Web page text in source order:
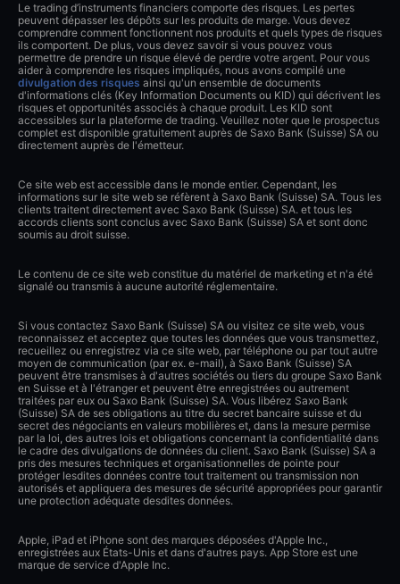
Le trading d’instruments financiers comporte des risques. Les pertes
peuvent dépasser les dépôts sur les produits de marge. Vous devez
comprendre comment fonctionnent nos produits et quels types de risques
ils comportent. De plus, vous devez savoir si vous pouvez vous
permettre de prendre un risque élevé de perdre votre argent. Pour vous
aider à comprendre les risques impliqués, nous avons compilé une
divulgation des risques ainsi qu'un ensemble de documents
d'informations clés (Key Information Documents ou KID) qui décrivent les
risques et opportunités associés à chaque produit. Les KID sont
accessibles sur la plateforme de trading. Veuillez noter que le prospectus
complet est disponible gratuitement auprès de Saxo Bank (Suisse) SA ou
directement auprès de l'émetteur.
Ce site web est accessible dans le monde entier. Cependant, les
informations sur le site web se réfèrent à Saxo Bank (Suisse) SA. Tous les
clients traitent directement avec Saxo Bank (Suisse) SA. et tous les
accords clients sont conclus avec Saxo Bank (Suisse) SA et sont donc
soumis au droit suisse.
Le contenu de ce site web constitue du matériel de marketing et n'a été
signalé ou transmis à aucune autorité réglementaire.
Si vous contactez Saxo Bank (Suisse) SA ou visitez ce site web, vous
reconnaissez et acceptez que toutes les données que vous transmettez,
recueillez ou enregistrez via ce site web, par téléphone ou par tout autre
moyen de communication (par ex. e-mail), à Saxo Bank (Suisse) SA
peuvent être transmises à d'autres sociétés ou tiers du groupe Saxo Bank
en Suisse et à l'étranger et peuvent être enregistrées ou autrement
traitées par eux ou Saxo Bank (Suisse) SA. Vous libérez Saxo Bank
(Suisse) SA de ses obligations au titre du secret bancaire suisse et du
secret des négociants en valeurs mobilières et, dans la mesure permise
par la loi, des autres lois et obligations concernant la confidentialité dans
le cadre des divulgations de données du client. Saxo Bank (Suisse) SA a
pris des mesures techniques et organisationnelles de pointe pour
protéger lesdites données contre tout traitement ou transmission non
autorisés et appliquera des mesures de sécurité appropriées pour garantir
une protection adéquate desdites données.
Apple, iPad et iPhone sont des marques déposées d'Apple Inc.,
enregistrées aux États-Unis et dans d'autres pays. App Store est une
marque de service d'Apple Inc.